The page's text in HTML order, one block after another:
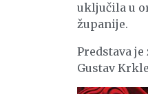
uključila u
županije.
Predstava
Gustav